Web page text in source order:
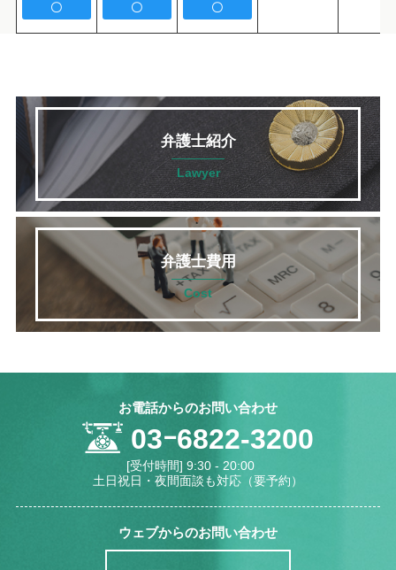
〇 〇 〇
弁護士紹介
Lawyer
弁護士費用
Cost
お電話からのお問い合わせ
03ｰ6822-3200
[受付時間] 9:30 - 20:00
土日祝日・夜間面談も対応（要予約）
ウェブからのお問い合わせ